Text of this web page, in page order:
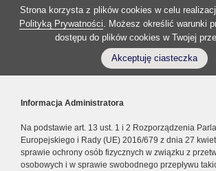
Strona korzysta z plików cookies w celu
Polityką Prywatności. Możesz określić warunki
dostępu do plików cookies w Twojej
Akceptuję ciasteczka
Informacja Administratora
Na podstawie art. 13 ust. 1 i 2 Rozporządzenia
Europejskiego i Rady (UE) 2016/679 z dnia 27
sprawie ochrony osób fizycznych w związku z
osobowych i w sprawie swobodnego przepływu